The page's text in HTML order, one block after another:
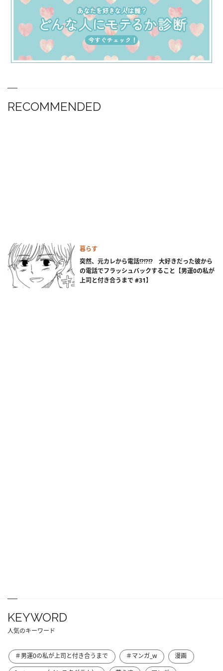
RECOMMENDED
暮らす
突然、元カレから電話!?!?!? 大好きだった彼から
の電話でフラッシュバックすること【男運0の私が
上司と付き合うまで #31】
KEYWORD
人気のキーワード
＃男運0の私が上司と付き合うまで ＃マンガ_w
漫画